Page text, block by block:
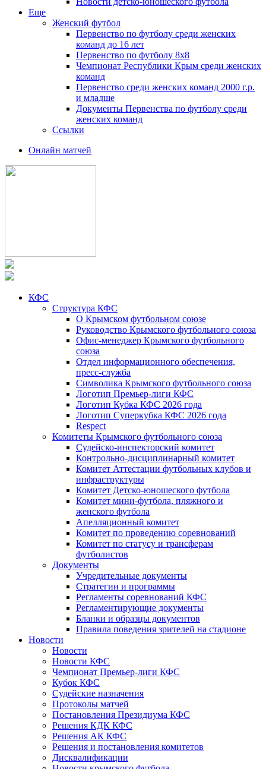
Еще
Женский футбол
Первенство по футболу среди женских
команд до 16 лет
Первенство по футболу 8х8
Чемпионат Республики Крым среди женских
команд
Первенство среди женских команд 2000 г.р.
и младше
Документы Первенства по футболу среди
женских команд
Ссылки
Онлайн матчей
КФС
Структура КФС
О Крымском футбольном союзе
Руководство Крымского футбольного союза
Офис-менеджер Крымского футбольного
союза
Отдел информационного обеспечения,
пресс-служба
Символика Крымского футбольного союза
Логотип Премьер-лиги КФС
Логотип Кубка КФС 2026 года
Логотип Суперкубка КФС 2026 года
Respect
Комитеты Крымского футбольного союза
Судейско-инспекторский комитет
Контрольно-дисциплинарный комитет
Комитет Аттестации футбольных клубов и
инфраструктуры
Комитет Детско-юношеского футбола
Комитет мини-футбола, пляжного и
женского футбола
Апелляционный комитет
Комитет по проведению соревнований
Комитет по статусу и трансферам
футболистов
Документы
Учредительные документы
Стратегии и программы
Регламенты соревнований КФС
Регламентирующие документы
Бланки и образцы документов
Правила поведения зрителей на стадионе
Новости
Новости
Новости КФС
Чемпионат Премьер-лиги КФС
Кубок КФС
Судейские назначения
Протоколы матчей
Постановления Президиума КФС
Решения КДК КФС
Решения АК КФС
Решения и постановления комитетов
Дисквалификации